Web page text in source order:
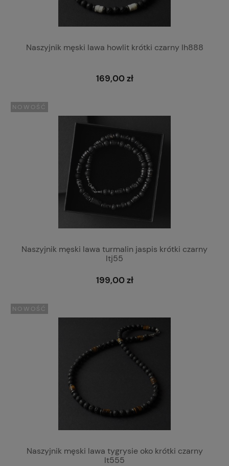
Naszyjnik męski lawa howlit krótki czarny lh888
169,00 zł
Naszyjnik męski lawa turmalin jaspis krótki czarny
ltj55
199,00 zł
NOWOŚĆ
Naszyjnik męski lawa tygrysie oko krótki czarny
lt555
NOWOŚĆ